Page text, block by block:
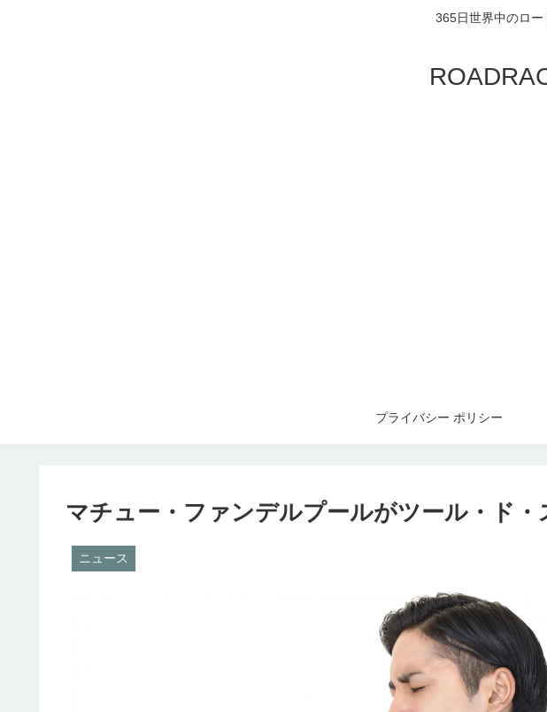
365日世界中のロー
プライバシー ポリシー
マチュー・ファンデルプールがツール・ド
ニュース